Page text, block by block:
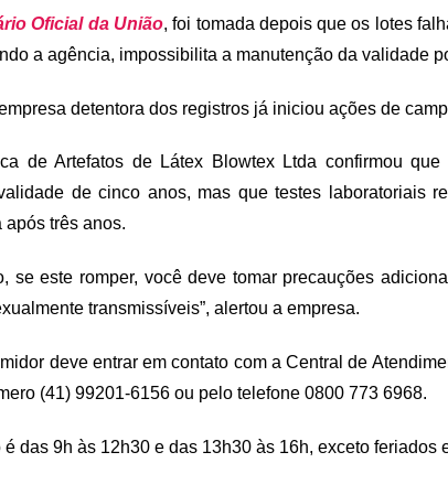
Oficial da União, foi tomada depois que os lotes
a agência, impossibilita a manutenção da validade
detentora dos registros já iniciou ações de
de Artefatos de Látex Blowtex Ltda confirmou
de cinco anos, mas que testes laboratoriais
após três anos.
se este romper, você deve tomar precauções
transmissíveis”, alertou a empresa.
deve entrar em contato com a Central de
(41) 99201-6156 ou pelo telefone 0800 773 6968.
das 9h às 12h30 e das 13h30 às 16h, exceto feriados